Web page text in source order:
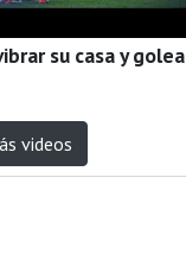
su casa y golea
videos